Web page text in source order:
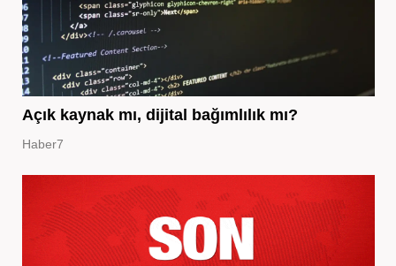
Açık kaynak mı, dijital bağımlılık mı?
Haber7